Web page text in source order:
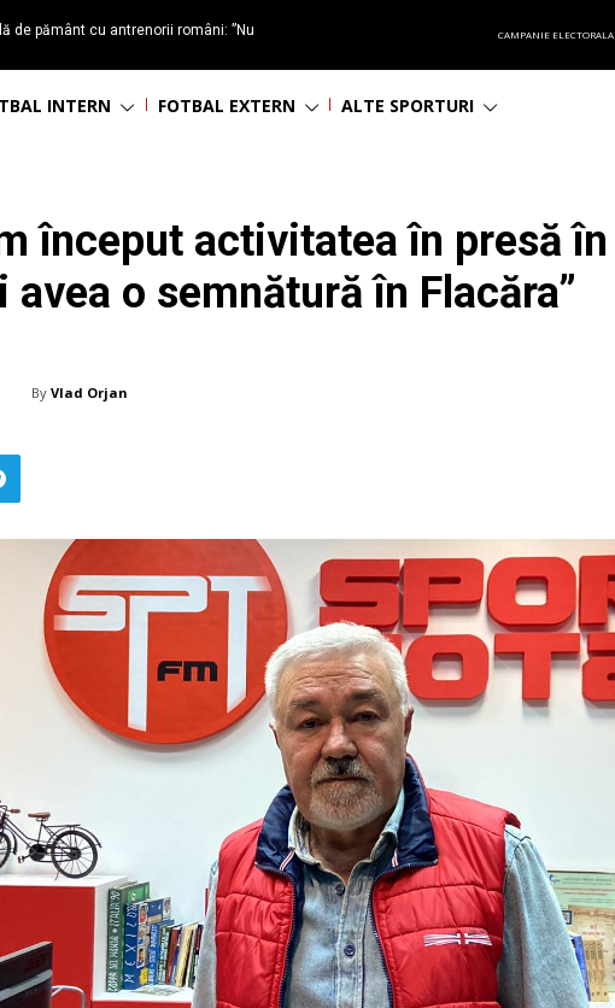
de pământ cu antrenorii români: ”Nu
CAMPANIE
INTERN FOTBAL EXTERN ALTE SPORTURI
început activitatea în presă
o semnătură în Flacăra”
By Vlad Orjan